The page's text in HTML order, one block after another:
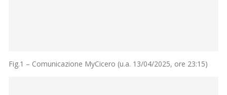
Fig.1 – Comunicazione MyCicero (u.a. 13/04/2025, ore 23:15)